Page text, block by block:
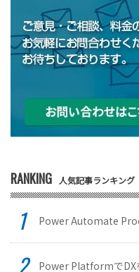
RANKING 人気記事ランキング
Power Automate
Power PlatformでDX